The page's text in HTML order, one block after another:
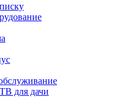
для дачи